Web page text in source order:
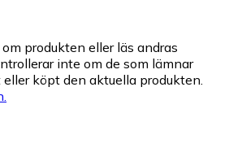
produkten eller läs andras
inte om de som lämnar
köpt den aktuella produkten.